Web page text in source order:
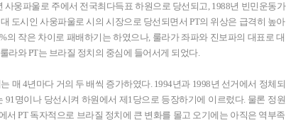
사웅파울로 주에서 전국최다득표 하원으로 당선되고, 1988년 빈민운동가
도시인 사웅파울로 시의 시장으로 당선되면서 PT의 위상은 급격히 높아
의 작은 차이로 패배하기는 하였으나, 룰라가 좌파와 진보파의 대표로 대
라와 PT는 브라질 정치의 중심에 들어서게 되었다.
매 4년마다 거의 두 배씩 증가하였다. 1994년과 1998년 선거에서 정체되
91명이나 당선시켜 하원에서 제1당으로 등장하기에 이르렀다. 물론 정원
서 PT 독자적으로 브라질 정치에 큰 변화를 몰고 오기에는 아직은 역부족